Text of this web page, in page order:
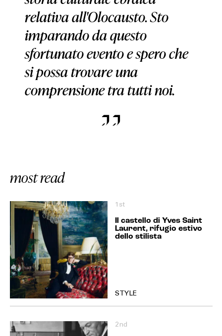
relativa all'Olocausto. Sto
imparando da questo
sfortunato evento e spero che
si possa trovare una
comprensione tra tutti noi.
most read
1st
Il castello di Yves Saint
Laurent, rifugio estivo
dello stilista
STYLE
2nd